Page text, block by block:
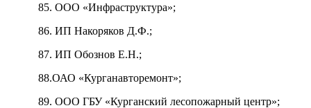
85. ООО «Инфраструктура»;
86. ИП Накоряков Д.Ф.;
87. ИП Обознов Е.Н.;
88.ОАО «Курганавторемонт»;
89. ООО ГБУ «Курганский лесопожарный центр»;